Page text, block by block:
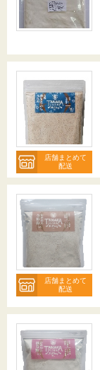
店舗まとめて
配送
店舗まとめて
配送